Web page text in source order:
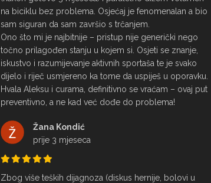
na biciklu bez problema. Osjećaj je fenomenalan a bio
sam siguran da sam završio s trčanjem.
Ono što mi je najbitnije – pristup nije generički nego
točno prilagođen stanju u kojem si. Osjeti se znanje,
iskustvo i razumijevanje aktivnih sportaša te je svako
dijelo i riječ usmjereno ka tome da uspiješ u oporavku.
Hvala Aleksu i curama, definitivno se vraćam – ovaj put
preventivno, a ne kad već dođe do problema!
Žana Kondić
prije 3 mjeseca
Zbog više teških dijagnoza (diskus hernije, bolovi u